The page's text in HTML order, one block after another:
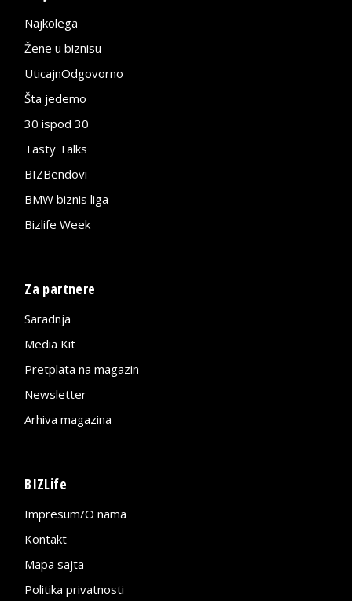
Najkolega
Žene u biznisu
UticajnOdgovorno
Šta jedemo
30 ispod 30
Tasty Talks
BIZBendovi
BMW biznis liga
Bizlife Week
Za partnere
Saradnja
Media Kit
Pretplata na magazin
Newsletter
Arhiva magazina
BIZLife
Impresum/O nama
Kontakt
Mapa sajta
Politika privatnosti